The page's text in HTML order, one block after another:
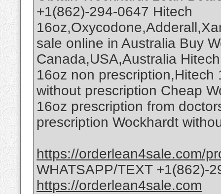
+1(862)-294-0647 Hitech
sale online in Australia Buy
Canada,USA,Australia
16oz non
without prescription Cheap
16oz prescription from
prescription Wockhardt
https://orderlean4sale.com/
WHATSAPP/TEXT +1(862)-
https://orderlean4sale.com